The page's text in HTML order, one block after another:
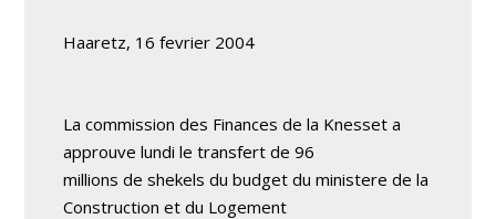
Haaretz, 16 fevrier 2004
La commission des Finances de la Knesset a
approuve lundi le transfert de 96
millions de shekels du budget du ministere de la
Construction et du Logement